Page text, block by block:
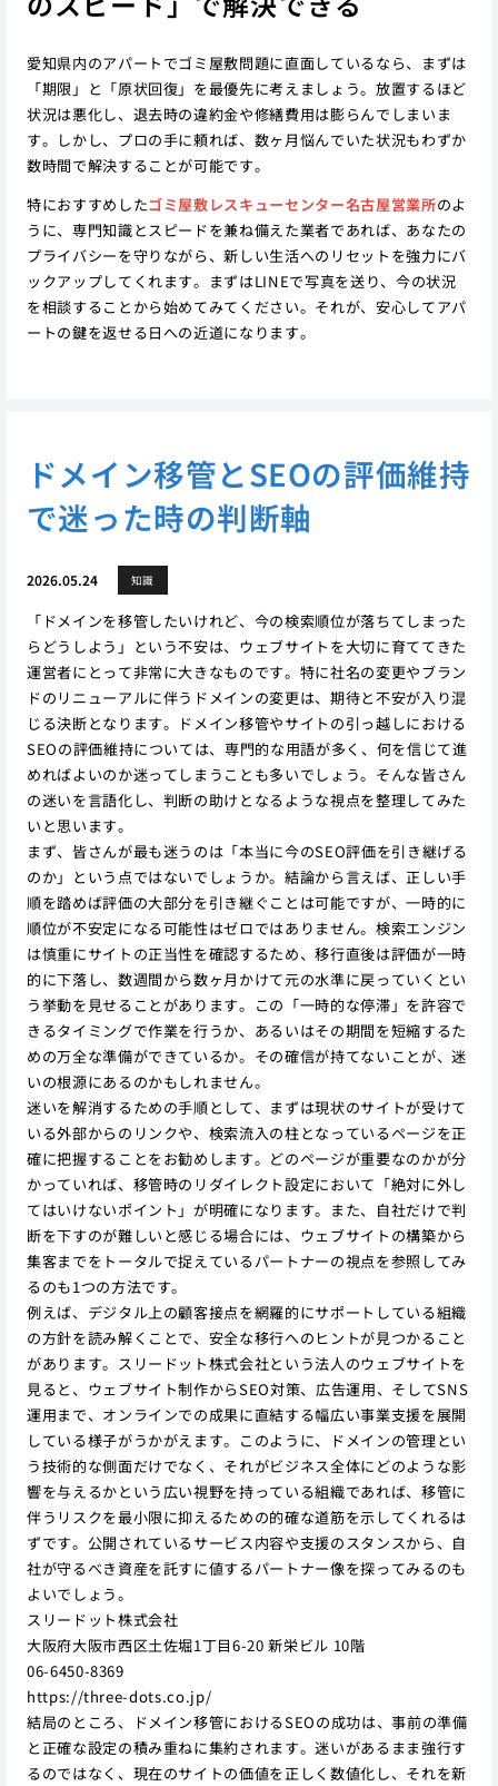
愛知県内のアパートでゴミ屋敷問題に直面しているなら、まずは
「期限」と「原状回復」を最優先に考えましょう。放置するほど
状況は悪化し、退去時の違約金や修繕費用は膨らんでしまいま
す。しかし、プロの手に頼れば、数ヶ月悩んでいた状況もわずか
数時間で解決することが可能です。
特におすすめしたゴミ屋敷レスキューセンター名古屋営業所のよ
うに、専門知識とスピードを兼ね備えた業者であれば、あなたの
プライバシーを守りながら、新しい生活へのリセットを強力にバ
ックアップしてくれます。まずはLINEで写真を送り、今の状況
を相談することから始めてみてください。それが、安心してアパ
ートの鍵を返せる日への近道になります。
ドメイン移管とSEOの評価維持
で迷った時の判断軸
2026.05.24 知識
「ドメインを移管したいけれど、今の検索順位が落ちてしまった
らどうしよう」という不安は、ウェブサイトを大切に育ててきた
運営者にとって非常に大きなものです。特に社名の変更やブラン
ドのリニューアルに伴うドメインの変更は、期待と不安が入り混
じる決断となります。ドメイン移管やサイトの引っ越しにおける
SEOの評価維持については、専門的な用語が多く、何を信じて進
めればよいのか迷ってしまうことも多いでしょう。そんな皆さん
の迷いを言語化し、判断の助けとなるような視点を整理してみた
いと思います。
まず、皆さんが最も迷うのは「本当に今のSEO評価を引き継げる
のか」という点ではないでしょうか。結論から言えば、正しい手
順を踏めば評価の大部分を引き継ぐことは可能ですが、一時的に
順位が不安定になる可能性はゼロではありません。検索エンジン
は慎重にサイトの正当性を確認するため、移行直後は評価が一時
的に下落し、数週間から数ヶ月かけて元の水準に戻っていくとい
う挙動を見せることがあります。この「一時的な停滞」を許容で
きるタイミングで作業を行うか、あるいはその期間を短縮するた
めの万全な準備ができているか。その確信が持てないことが、迷
いの根源にあるのかもしれません。
迷いを解消するための手順として、まずは現状のサイトが受けて
いる外部からのリンクや、検索流入の柱となっているページを正
確に把握することをお勧めします。どのページが重要なのかが分
かっていれば、移管時のリダイレクト設定において「絶対に外し
てはいけないポイント」が明確になります。また、自社だけで判
断を下すのが難しいと感じる場合には、ウェブサイトの構築から
集客までをトータルで捉えているパートナーの視点を参照してみ
るのも1つの方法です。
例えば、デジタル上の顧客接点を網羅的にサポートしている組織
の方針を読み解くことで、安全な移行へのヒントが見つかること
があります。スリードット株式会社という法人のウェブサイトを
見ると、ウェブサイト制作からSEO対策、広告運用、そしてSNS
運用まで、オンラインでの成果に直結する幅広い事業支援を展開
している様子がうかがえます。このように、ドメインの管理とい
う技術的な側面だけでなく、それがビジネス全体にどのような影
響を与えるかという広い視野を持っている組織であれば、移管に
伴うリスクを最小限に抑えるための的確な道筋を示してくれるは
ずです。公開されているサービス内容や支援のスタンスから、自
社が守るべき資産を託すに値するパートナー像を探ってみるのも
よいでしょう。
スリードット株式会社
大阪府大阪市西区土佐堀1丁目6-20 新栄ビル 10階
06-6450-8369
https://three-dots.co.jp/
結局のところ、ドメイン移管におけるSEOの成功は、事前の準備
と正確な設定の積み重ねに集約されます。迷いがあるまま強行す
るのではなく、現在のサイトの価値を正しく数値化し、それを新